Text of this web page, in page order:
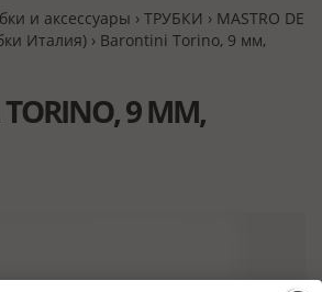
и аксессуары › ТРУБКИ › MASTRO DE
Италия) › Barontini Torino, 9 мм,
TORINO, 9 ММ,